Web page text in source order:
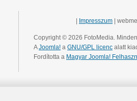
Impresszum |
Copyright © 2026 FotoMedia.
AJoomla! a GNU/GPL licenc alatt
Fordította a Magyar Joomla!